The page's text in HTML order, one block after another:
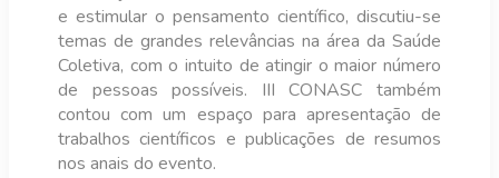
e estimular o pensamento científico, discutiu-se
temas de grandes relevâncias na área da Saúde
Coletiva, com o intuito de atingir o maior número
de pessoas possíveis. III CONASC também
contou com um espaço para apresentação de
trabalhos científicos e publicações de resumos
nos anais do evento.